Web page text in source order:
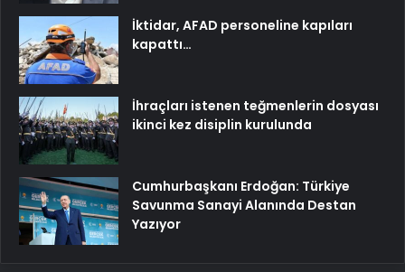
İktidar, AFAD personeline kapıları
kapattı…
İhraçları istenen teğmenlerin dosyası
ikinci kez disiplin kurulunda
Cumhurbaşkanı Erdoğan: Türkiye
Savunma Sanayi Alanında Destan
Yazıyor